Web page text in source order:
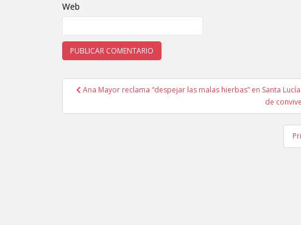
Web
Navegación de entradas
Ana Mayor reclama “despejar las malas hierbas” en Santa
de